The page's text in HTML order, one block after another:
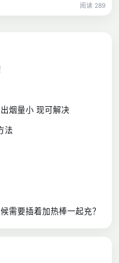
阅读 289
烟量小 现可解决
法
需要插着加热棒一起充？